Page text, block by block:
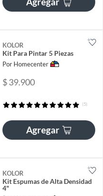
KOLOR
Kit Para Pintar 5 Piezas
Por Homecenter
$ 39.900
(5)
Agregar
KOLOR
Kit Espumas de Alta Densidad
4"